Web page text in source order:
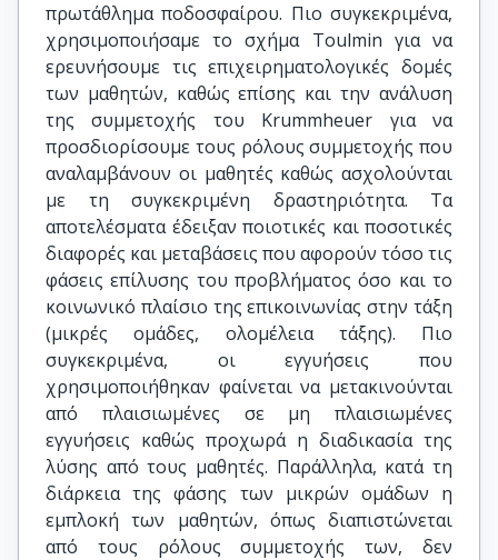
πρωτάθλημα ποδοσφαίρου. Πιο συγκεκριμένα,
χρησιμοποιήσαμε το σχήμα Toulmin για να
ερευνήσουμε τις επιχειρηματολογικές δομές
των μαθητών, καθώς επίσης και την ανάλυση
της συμμετοχής του Krummheuer για να
προσδιορίσουμε τους ρόλους συμμετοχής που
αναλαμβάνουν οι μαθητές καθώς ασχολούνται
με τη συγκεκριμένη δραστηριότητα. Τα
αποτελέσματα έδειξαν ποιοτικές και ποσοτικές
διαφορές και μεταβάσεις που αφορούν τόσο τις
φάσεις επίλυσης του προβλήματος όσο και το
κοινωνικό πλαίσιο της επικοινωνίας στην τάξη
(μικρές ομάδες, ολομέλεια τάξης). Πιο
συγκεκριμένα, οι εγγυήσεις που
χρησιμοποιήθηκαν φαίνεται να μετακινούνται
από πλαισιωμένες σε μη πλαισιωμένες
εγγυήσεις καθώς προχωρά η διαδικασία της
λύσης από τους μαθητές. Παράλληλα, κατά τη
διάρκεια της φάσης των μικρών ομάδων η
εμπλοκή των μαθητών, όπως διαπιστώνεται
από τους ρόλους συμμετοχής των, δεν